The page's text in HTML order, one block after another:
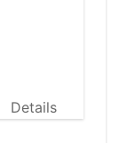
Details